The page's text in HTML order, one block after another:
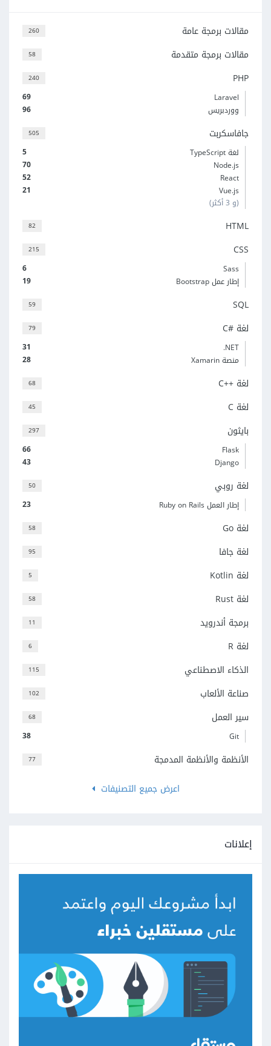
260 مقالات برمجة عامة
58 مقالات برمجة متقدمة
240 PHP
69
Laravel
96
ووردبريس
505 جافاسكربت
5
لغة TypeScript
70
Node.js
52
React
21
Vue.js
(و 3 أكثر)
82 HTML
215 CSS
6
Sass
19
إطار عمل Bootstrap
59 SQL
79 لغة C#‎
31
‎.NET
28
منصة Xamarin
68 لغة C++‎
45 لغة C
297 بايثون
66
Flask
43
Django
50 لغة روبي
23 إطار العمل Ruby on Rails
58 لغة Go
95 لغة جافا
5 لغة Kotlin
58 لغة Rust
11 برمجة أندرويد
6 لغة R
115 الذكاء الاصطناعي
102 صناعة الألعاب
68 سير العمل
38 Git
77
الأنظمة والأنظمة المدمجة
اعرض جميع التصنيفات
إعلانات